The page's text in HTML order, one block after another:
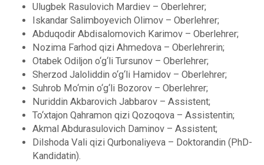
Ulugbek Rasulovich Mardiev – Oberlehrer;
Iskandar Salimboyevich Olimov – Oberlehrer;
Abduqodir Abdisalomovich Karimov – Oberlehrer;
Nozima Farhod qizi Ahmedova – Oberlehrerin;
Otabek Odiljon o‘g‘li Tursunov – Oberlehrer;
Sherzod Jaloliddin o‘g‘li Hamidov – Oberlehrer;
Suhrob Mo‘min o‘g‘li Bozorov – Oberlehrer;
Nuriddin Akbarovich Jabbarov – Assistent;
To‘xtajon Qahramon qizi Qozoqova – Assistentin;
Akmal Abdurasulovich Daminov – Assistent;
Dilshoda Vali qizi Qurbonaliyeva – Doktorandin (PhD-
Kandidatin).